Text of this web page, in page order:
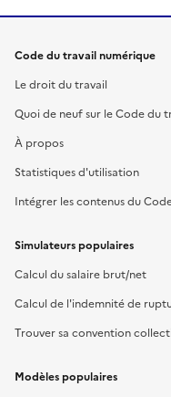
Code du travail numérique
Le droit du travail
Quoi de neuf sur le Code du
À propos
Statistiques d'utilisation
Intégrer les contenus du
Simulateurs populaires
Calcul du salaire brut/net
Calcul de l'indemnité de
Trouver sa convention
Modèles populaires